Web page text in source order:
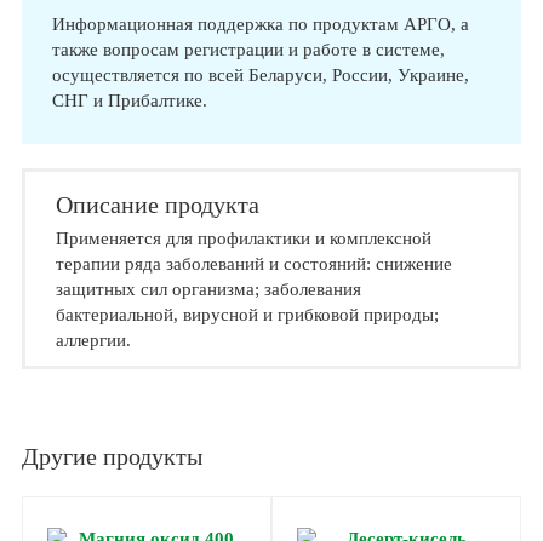
Информационная поддержка по продуктам АРГО, а
также вопросам регистрации и работе в системе,
осуществляется по всей Беларуси, России, Украине,
СНГ и Прибалтике.
Описание продукта
Применяется для профилактики и комплексной
терапии ряда заболеваний и состояний: снижение
защитных сил организма; заболевания
бактериальной, вирусной и грибковой природы;
аллергии.
Другие продукты